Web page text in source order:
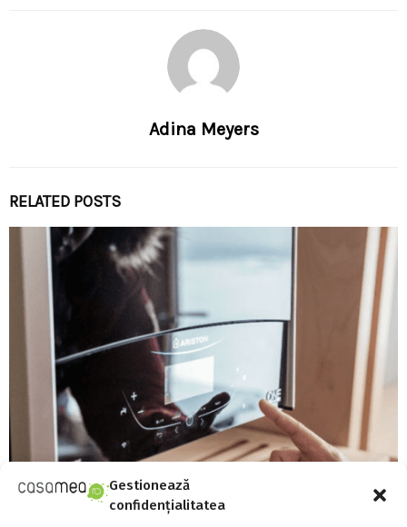
Gestionează
confidențialitatea
Adina Meyers
RELATED POSTS
4 avantaje importante ale centralelor termice